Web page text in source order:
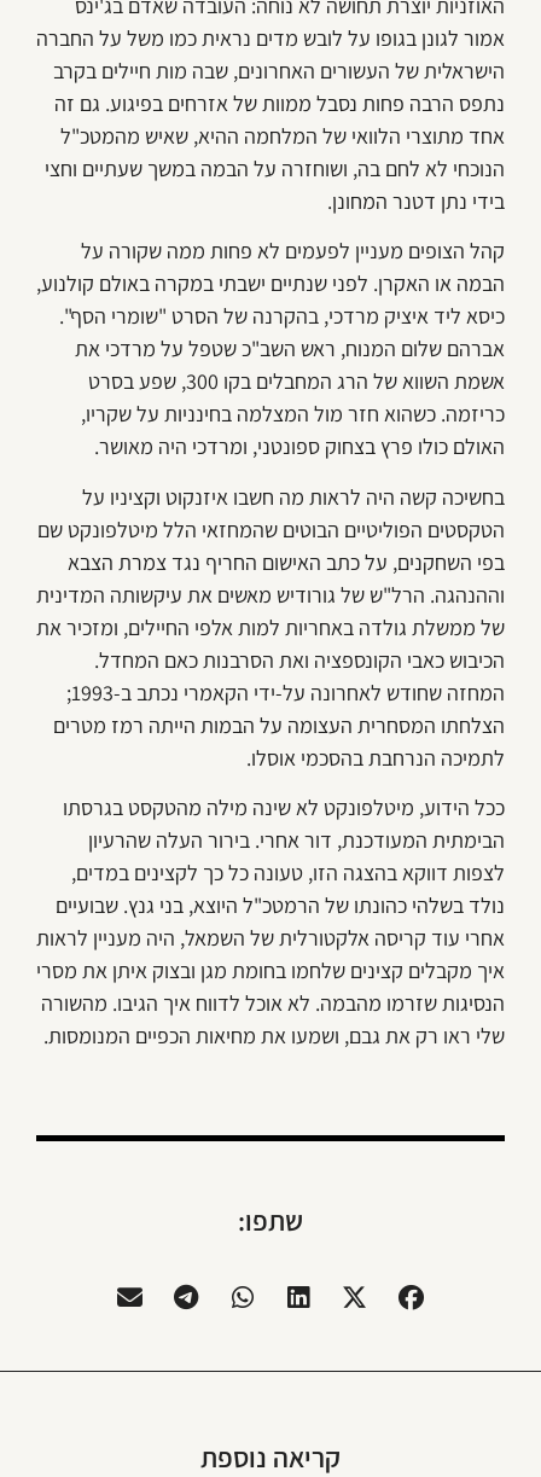
אמור לגונן בגופו על לובש מדים נראית כמו משל על החברה
הישראלית של העשורים האחרונים, שבה מות חיילים בקרב
נתפס הרבה פחות נסבל ממוות של אזרחים בפיגוע. גם זה
אחד מתוצרי הלוואי של המלחמה ההיא, שאיש מהמטכ"ל
הנוכחי לא לחם בה, ושוחזרה על הבמה במשך שעתיים וחצי
בידי נתן דטנר המחונן.
קהל הצופים מעניין לפעמים לא פחות ממה שקורה על
הבמה או האקרן. לפני שנתיים ישבתי במקרה באולם קולנוע,
כיסא ליד איציק מרדכי, בהקרנה של הסרט "שומרי הסף".
אברהם שלום המנוח, ראש השב"כ שטפל על מרדכי את
אשמת השווא של הרג המחבלים בקו 300, שפע בסרט
כריזמה. כשהוא חזר מול המצלמה בחינניות על שקריו,
האולם כולו פרץ בצחוק ספונטני, ומרדכי היה מאושר.
בחשיכה קשה היה לראות מה חשבו איזנקוט וקציניו על
הטקסטים הפוליטיים הבוטים שהמחזאי הלל מיטלפונקט שם
בפי השחקנים, על כתב האישום החריף נגד צמרת הצבא
וההנהגה. הרל"ש של גורודיש מאשים את עיקשותה המדינית
של ממשלת גולדה באחריות למות אלפי החיילים, ומזכיר את
הכיבוש כאבי הקונספציה ואת הסרבנות כאם המחדל.
המחזה שחודש לאחרונה על-ידי הקאמרי נכתב ב-1993;
הצלחתו המסחרית העצומה על הבמות הייתה רמז מטרים
לתמיכה הנרחבת בהסכמי אוסלו.
ככל הידוע, מיטלפונקט לא שינה מילה מהטקסט בגרסתו
הבימתית המעודכנת, דור אחרי. בירור העלה שהרעיון
לצפות דווקא בהצגה הזו, טעונה כל כך לקצינים במדים,
נולד בשלהי כהונתו של הרמטכ"ל היוצא, בני גנץ. שבועיים
אחרי עוד קריסה אלקטורלית של השמאל, היה מעניין לראות
איך מקבלים קצינים שלחמו בחומת מגן ובצוק איתן את מסרי
הנסיגות שזרמו מהבמה. לא אוכל לדווח איך הגיבו. מהשורה
שלי ראו רק את גבם, ושמעו את מחיאות הכפיים המנומסות.
שתפו:
קריאה נוספת